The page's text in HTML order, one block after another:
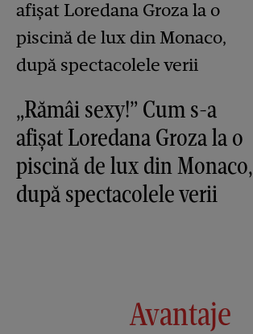
„Rămâi sexy!” Cum s-a
afișat Loredana Groza la o
piscină de lux din Monaco,
după spectacolele verii
Avantaje